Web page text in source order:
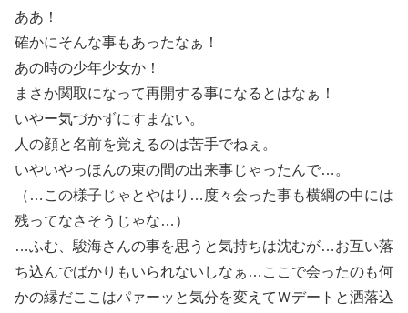
ああ！
確かにそんな事もあったなぁ！
あの時の少年少女か！
まさか関取になって再開する事になるとはなぁ！
いやー気づかずにすまない。
人の顔と名前を覚えるのは苦手でねぇ。
いやいやっほんの束の間の出来事じゃったんで…。
（…この様子じゃとやはり…度々会った事も横綱の中には
残ってなさそうじゃな…）
…ふむ、駿海さんの事を思うと気持ちは沈むが…お互い落
ち込んでばかりもいられないしなぁ…ここで会ったのも何
かの縁だここはパァーッと気分を変えてＷデートと洒落込